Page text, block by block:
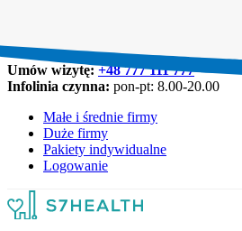
Umów wizytę:+48 777 111 777
Infolinia czynna: pon-pt: 8.00-20.00
Małe i średnie firmy
Duże firmy
Pakiety indywidualne
Logowanie